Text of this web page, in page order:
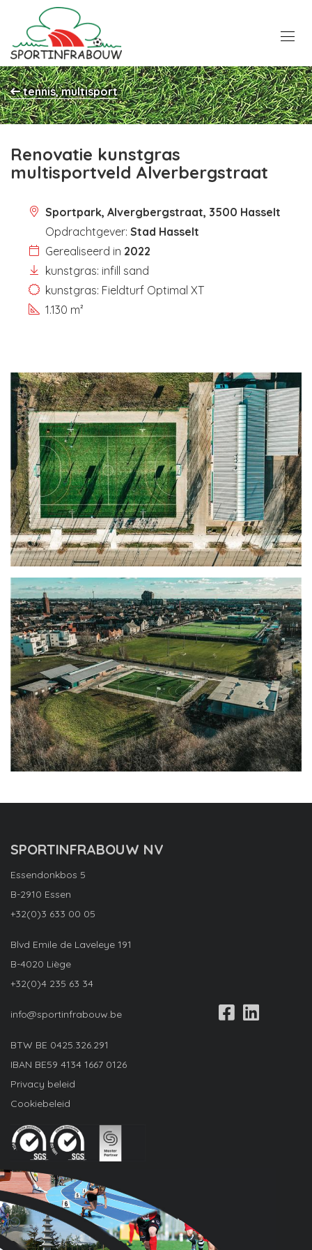
tennis, multisport
Renovatie kunstgras
multisportveld Alverbergstraat
Sportpark, Alvergbergstraat, 3500 Hasselt
Opdrachtgever: Stad Hasselt
Gerealiseerd in 2022
kunstgras: infill sand
kunstgras: Fieldturf Optimal XT
1.130 m²
SPORTINFRABOUW NV
Essendonkbos 5
B-2910 Essen
+32(0)3 633 00 05
Blvd Emile de Laveleye 191
B-4020 Liège
+32(0)4 235 63 34
info@sportinfrabouw.be
BTW BE 0425.326.291
IBAN BE59 4134 1667 0126
Privacy beleid
Cookiebeleid